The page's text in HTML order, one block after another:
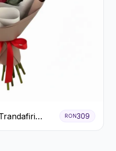
RON309